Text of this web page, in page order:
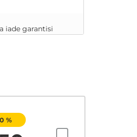
iade garantisi
%